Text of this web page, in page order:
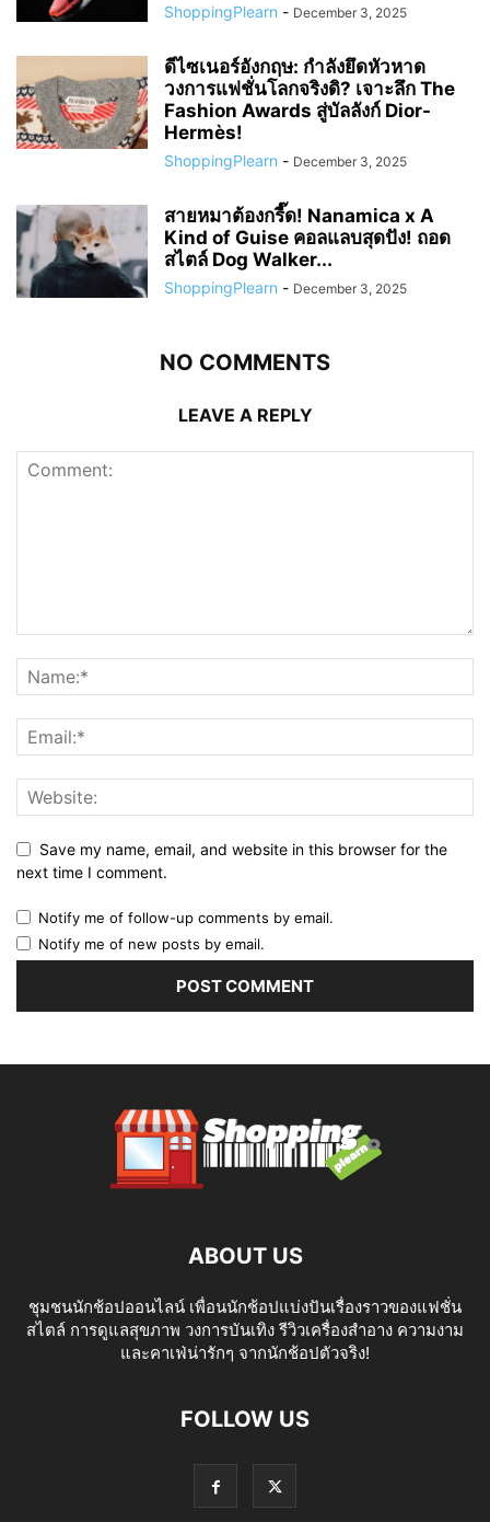
ShoppingPlearn - December 3, 2025
ดีไซเนอร์อังกฤษ: กำลังยึดหัวหาด
วงการแฟชั่นโลกจริงดิ? เจาะลึก The
Fashion Awards สู่บัลลังก์ Dior-
Hermès!
ShoppingPlearn - December 3, 2025
สายหมาต้องกรี๊ด! Nanamica x A
Kind of Guise คอลแลบสุดปัง! ถอด
สไตล์ Dog Walker...
ShoppingPlearn - December 3, 2025
NO COMMENTS
LEAVE A REPLY
Save my name, email, and website in this browser for the
next time I comment.
Notify me of follow-up comments by email.
Notify me of new posts by email.
ABOUT US
ชุมชนนักช้อปออนไลน์ เพื่อนนักช้อปแบ่งปันเรื่องราวของแฟชั่น
สไตล์ การดูแลสุขภาพ วงการบันเทิง รีวิวเครื่องสำอาง ความงาม
และคาเฟ่น่ารักๆ จากนักช้อปตัวจริง!
FOLLOW US